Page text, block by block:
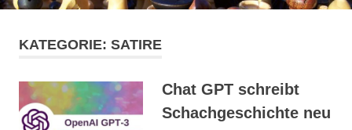
springen
KATEGORIE: SATIRE
Chat GPT schreibt
Schachgeschichte neu